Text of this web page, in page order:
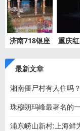
济南718银座
重庆
最新文章
湘南僵尸村有人住吗？
珠穆朗玛峰最著名的
浦东崂山新村:上海鲜